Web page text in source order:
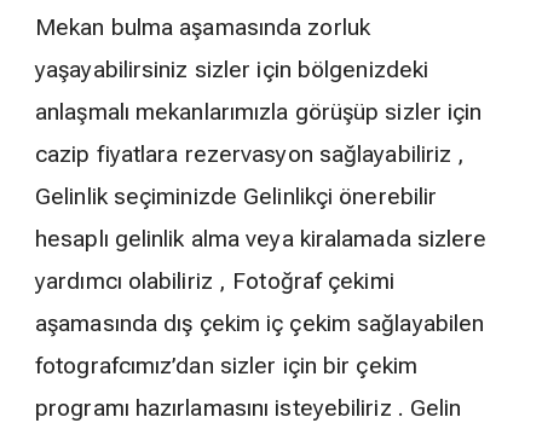
Mekan bulma aşamasında zorluk
yaşayabilirsiniz sizler için bölgenizdeki
anlaşmalı mekanlarımızla görüşüp sizler için
cazip fiyatlara rezervasyon sağlayabiliriz ,
Gelinlik seçiminizde Gelinlikçi önerebilir
hesaplı gelinlik alma veya kiralamada sizlere
yardımcı olabiliriz , Fotoğraf çekimi
aşamasında dış çekim iç çekim sağlayabilen
fotografcımız’dan sizler için bir çekim
programı hazırlamasını isteyebiliriz . Gelin